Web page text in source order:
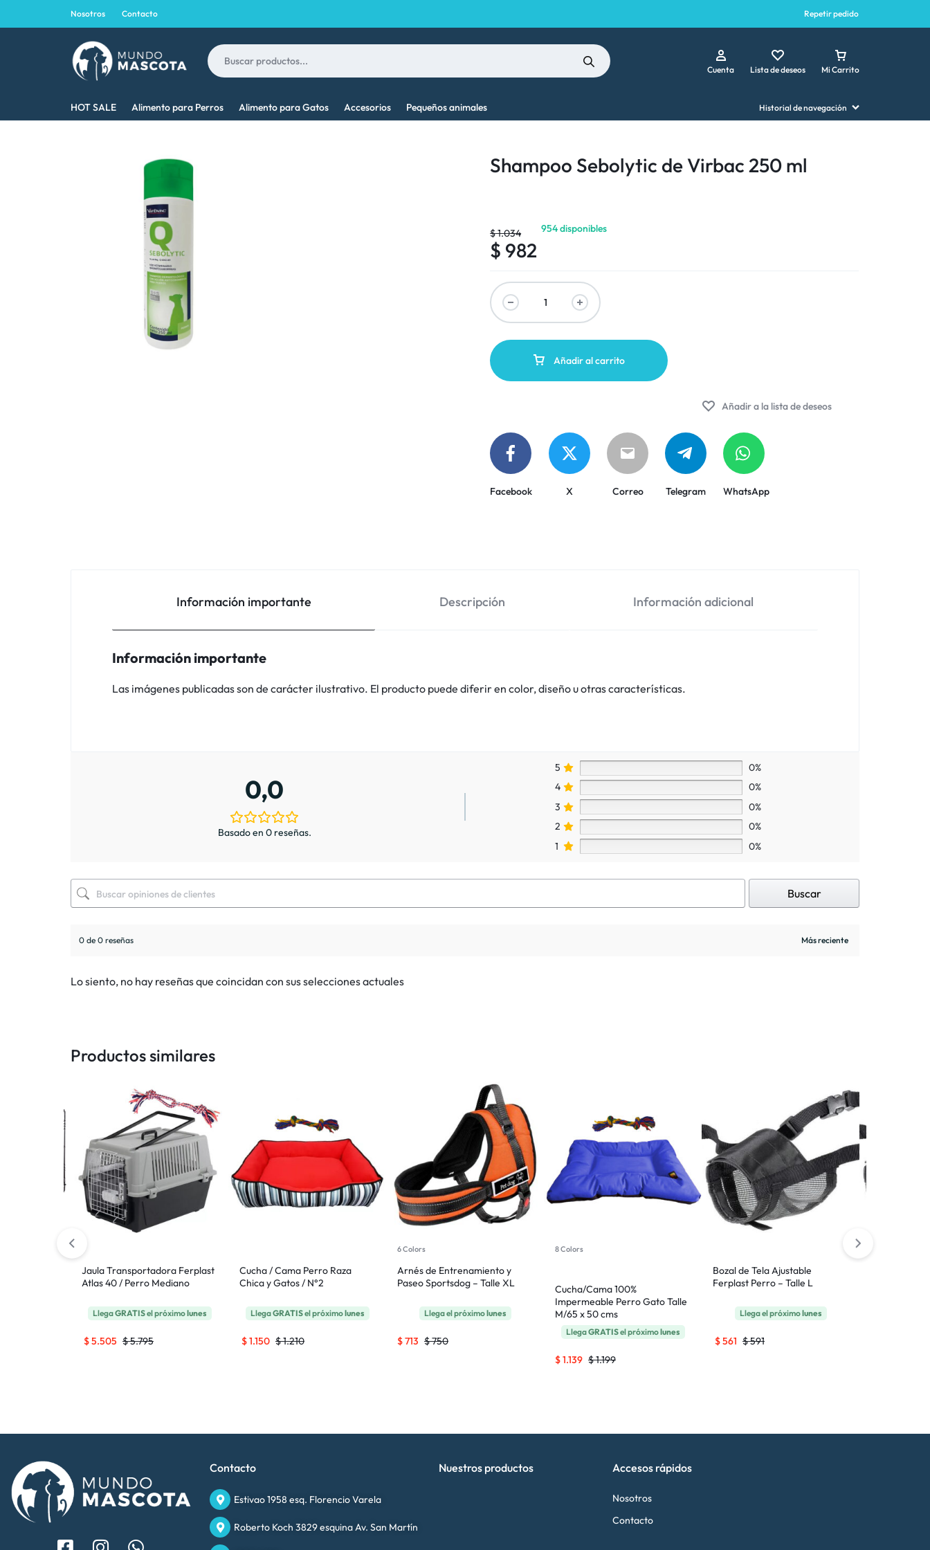
Nosotros Contacto Repetir pedido
MASCOTA
MEJOR
MASCOTA
Cuenta Lista de deseos Mi Carrito
HOT SALE Alimento para Perros Alimento para Gatos Accesorios Pequeños animales Historial de navegación
Shampoo Sebolytic de Virbac 250 ml
$1.034
$ 982
954 disponibles
Añadir al carrito
Añadir a la lista de deseos
Facebook X Correo Telegram WhatsApp
Información importante Descripción Información adicional
Información importante
Las imágenes publicadas son de carácter ilustrativo. El producto puede diferir en color, diseño u otras características.
0,0
Basado en 0 reseñas.
5
0%
4
0%
3
0%
2
0%
1
0%
Buscar
0 de 0 reseñas
Lo siento, no hay reseñas que coincidan con sus selecciones actuales
Productos similares
Jaula Transportadora Ferplast
Atlas 40 / Perro Mediano
LlegaGRATISel próximolunes
$5.795
$5.505
Cucha / Cama Perro Raza
Chica y Gatos / N°2
LlegaGRATISel próximolunes
$1.210
$1.150
6 Colors
Arnés de Entrenamiento y
Paseo Sportsdog – Talle XL
Llega el próximolunes
$750
$713
8 Colors
Cucha/Cama 100%
Impermeable Perro Gato Talle
M/65 x 50 cms
LlegaGRATISel próximolunes
$1.199
$1.139
Bozal de Tela Ajustable
Ferplast Perro – Talle L
Llega el próximolunes
$591
$561
Contacto
Estivao 1958 esq. Florencio Varela
Roberto Koch 3829 esquina Av. San Martín
Nuestros productos Accesos rápidos
Nosotros
Contacto